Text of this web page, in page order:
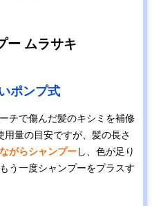
ー ムラサキ
ポンプ式
チで傷んだ髪のキシミを補修
用量の目安ですが、髪の長さ
がらシャンプーし、色が足り
う一度シャンプーをプラスす